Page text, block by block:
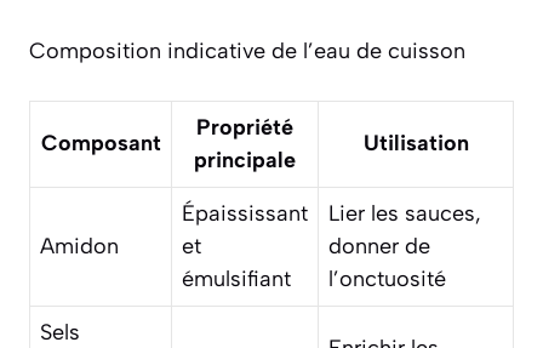
Composition indicative de l’eau de cuisson
Composant
Propriété
principale
Utilisation
Amidon
Épaississant
et
émulsifiant
Lier les sauces,
donner de
l’onctuosité
Sels